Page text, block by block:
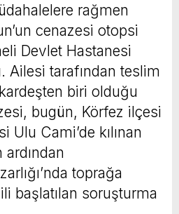
rağmen
cenazesi otopsi
Devlet Hastanesi
Ailesi tarafından teslim
biri olduğu
bugün, Körfez ilçesi
Ulu Cami’de kılınan
ardından
toprağa
başlatılan soruşturma